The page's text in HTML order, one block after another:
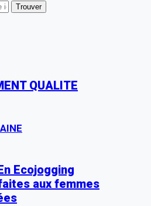
QUALITE
Ecojogging
aux femmes